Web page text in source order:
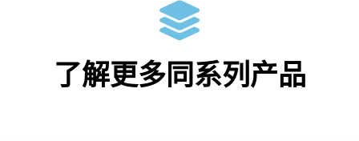
了解更多同系列产品